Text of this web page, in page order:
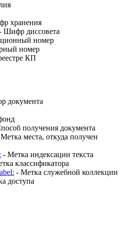
хранения
Шифр диссовета
номер
номер
КП
документа
получения документа
места, откуда получен
- Метка индексации текста
классификатора
- Метка служебной коллекции
доступа